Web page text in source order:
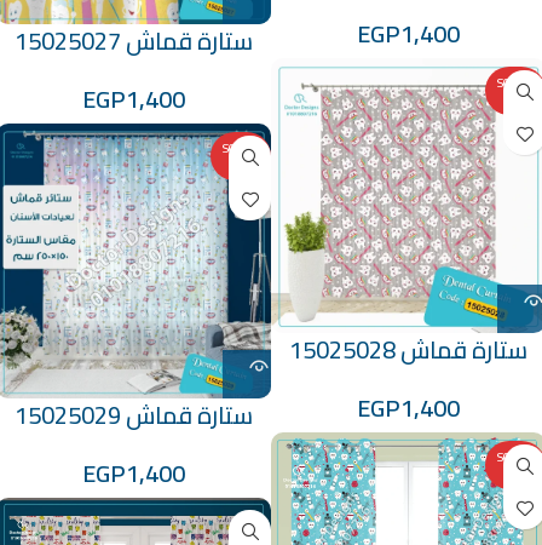
EGP1,400
ستارة قماش 15025027
EGP1,400 SOLD O
UT
ستارة قماش 15025028
EGP1,400
SOLD O
UT
ستارة قماش 15025029
EGP1,400 SOLD O
UT